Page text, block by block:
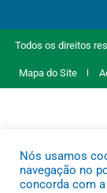
Todos os direitos
Mapa do Site
Nós usamos
navegação no
concorda com